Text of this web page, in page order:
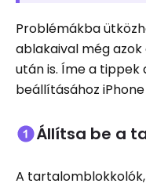
Problémákba
ablakaival még
után is. Íme a
beállításához
Állítsa be a
A